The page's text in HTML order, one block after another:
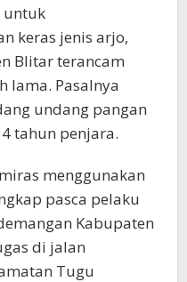
untuk
keras jenis arjo,
Blitar terancam
lama. Pasalnya
undang pangan
tahun penjara.
menggunakan
pasca pelaku
Kabupaten
di jalan
Tugu